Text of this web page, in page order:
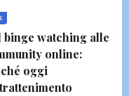
binge watching alle
online:
oggi